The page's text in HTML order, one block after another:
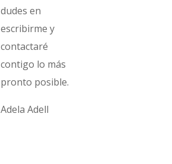
dudes en
escribirme y
contactaré
contigo lo más
pronto posible.
Adela Adell